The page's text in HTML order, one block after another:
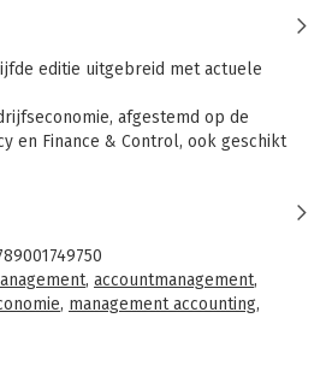
editie uitgebreid met actuele
afgestemd op de
en Finance & Control, ook geschikt
de belangrijkste financieel-
te passen. Aan bod komen o.a. het
en het beoordelen van
Studenten maken daarbij kennis met
en leren kostprijzen te
, accountmanagement,
, management accounting,